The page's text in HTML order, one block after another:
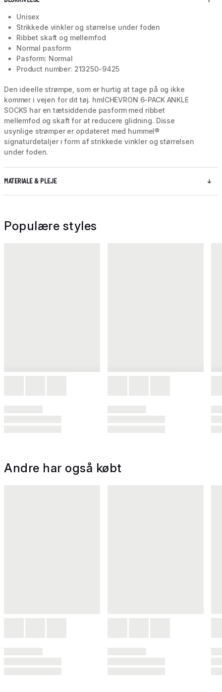
Unisex
Strikkede vinkler og størrelse under foden
Ribbet skaft og mellemfod
Normal pasform
Pasform: Normal
Product number: 213250-9425
Den ideelle strømpe, som er hurtig at tage på og ikke
kommer i vejen for dit tøj. hmlCHEVRON 6-PACK ANKLE
SOCKS har en tætsiddende pasform med ribbet
mellemfod og skaft for at reducere glidning. Disse
usynlige strømper er opdateret med hummel®
signaturdetaljer i form af strikkede vinkler og størrelsen
under foden.
MATERIALE & PLEJE
Populære styles
Andre har også købt